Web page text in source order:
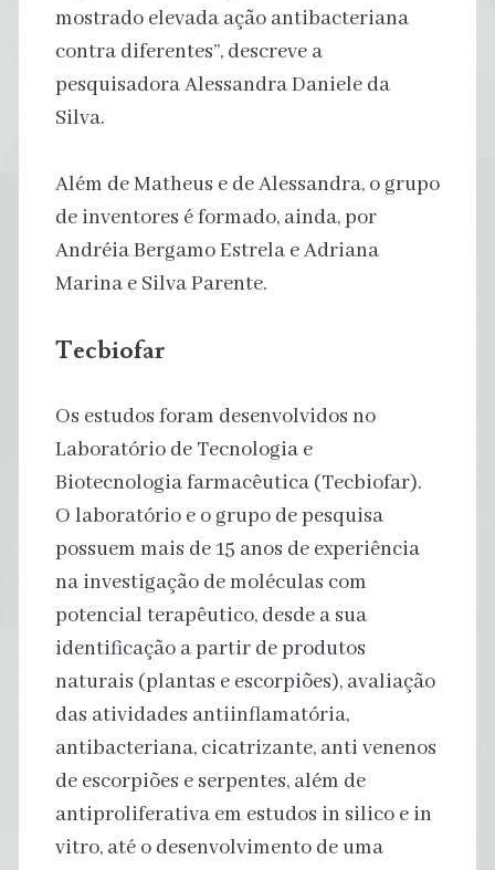
mostrado elevada ação antibacteriana
contra diferentes”, descreve a
pesquisadora Alessandra Daniele da
Silva.
Além de Matheus e de Alessandra, o grupo
de inventores é formado, ainda, por
Andréia Bergamo Estrela e Adriana
Marina e Silva Parente.
Tecbiofar
Os estudos foram desenvolvidos no
Laboratório de Tecnologia e
Biotecnologia farmacêutica (Tecbiofar).
O laboratório e o grupo de pesquisa
possuem mais de 15 anos de experiência
na investigação de moléculas com
potencial terapêutico, desde a sua
identificação a partir de produtos
naturais (plantas e escorpiões), avaliação
das atividades antiinflamatória,
antibacteriana, cicatrizante, anti venenos
de escorpiões e serpentes, além de
antiproliferativa em estudos in silico e in
vitro, até o desenvolvimento de uma